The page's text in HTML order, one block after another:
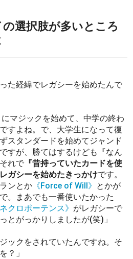
選択肢が多いところ
た経緯でレガシーを始めたんで
にマジックを始めて、中学の終わ
すよね。で、大学生になって復
スタンダードを始めてジャンド
すが、勝てはするけども『なん
れで 『昔持っていたカードを使
ガシーを始めたきっかけです。
ンとか 《Force of Will》 とかが
。まあでも一番使いたかった
ネクロポーテンス》 がレガシーで
とがっかりしましたが(笑)」
ックをされていたんですね。そ
？」